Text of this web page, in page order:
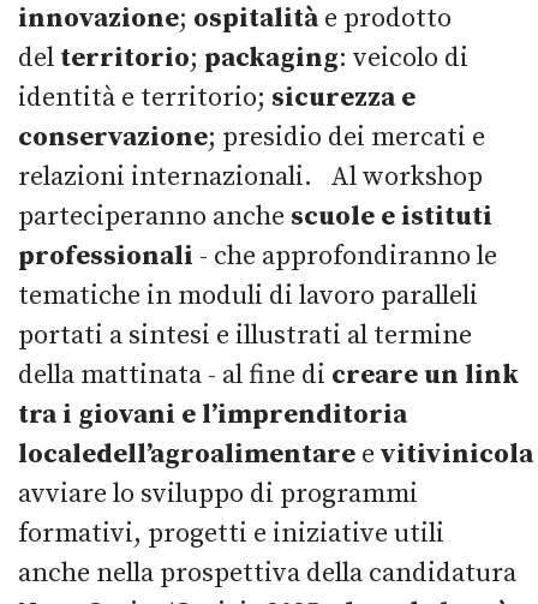
innovazione; ospitalitàe prodotto
del territorio; packaging: veicolo di
identità e territorio; sicurezza e
conservazione; presidio dei mercati e
relazioni internazionali. Al workshop
parteciperanno anche scuole e istituti
professionali - che approfondiranno le
tematiche in moduli di lavoro paralleli
portati a sintesi e illustrati al termine
della mattinata - al fine di creare un link
tra i giovani e l’imprenditoria
localedell’agroalimentare e vitivinicola
avviare lo sviluppo di programmi
formativi, progetti e iniziative utili
anche nella prospettiva della candidatura